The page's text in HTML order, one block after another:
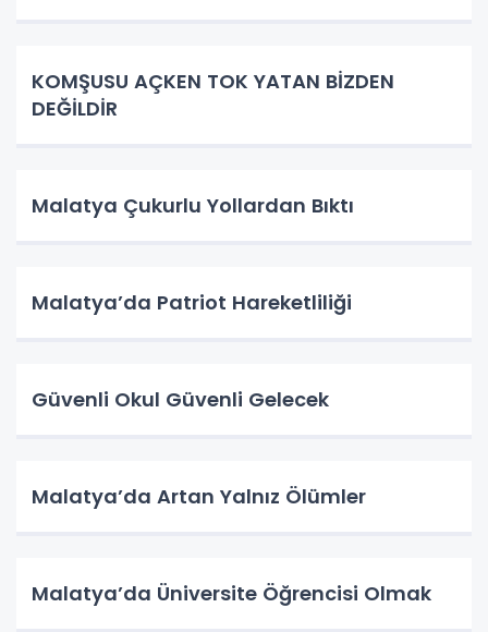
KOMŞUSU AÇKEN TOK YATAN BİZDEN
DEĞİLDİR
Malatya Çukurlu Yollardan Bıktı
Malatya’da Patriot Hareketliliği
Güvenli Okul Güvenli Gelecek
Malatya’da Artan Yalnız Ölümler
Malatya’da Üniversite Öğrencisi Olmak